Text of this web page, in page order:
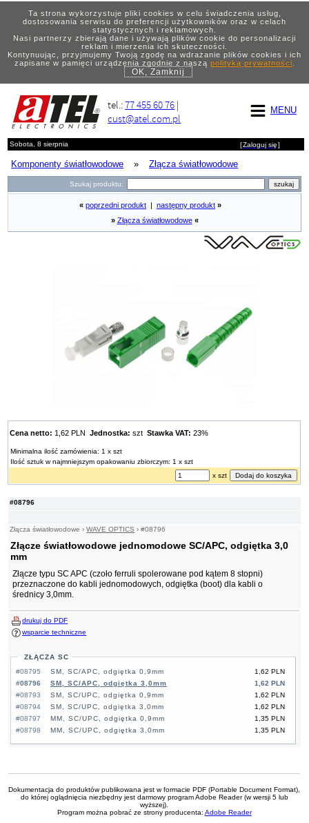
Ta strona wykorzystuje pliki cookies w celu świadczenia usług,
dostosowania serwisu do preferencji użytkowników oraz w celach
statystycznych i reklamowych.
Nasi partnerzy zbierają dane i używają plików cookie do personalizacji
reklam i mierzenia ich skuteczności.
Kontynuując, przyjmujemy Twoją zgodę na wdrażanie plików cookies i ich
zapisane w pamięci urządzenia zgodnie z naszą polityką prywatności.
OK, Zamknij
MENU
tel.:77 455 60 76 |
cust@atel.com.pl
Sobota, 8 sierpnia [Zaloguj się]
Komponenty światłowodowe » Złącza światłowodowe
Szukaj produktu:
#08796
Złącza światłowodowe ›WAVE OPTICS ›#08796
Złącze światłowodowe jednomodowe SC/APC, odgiętka 3,0
mm
Złącze typu SC APC (czoło ferruli spolerowane pod kątem 8 stopni)
przeznaczone do kabli jednomodowych, odgiętka (boot) dla kabli o
średnicy 3,0mm.
drukuj do PDF
wsparcie techniczne
ZŁĄCZA SC
#08795
1,62 PLN
SM, SC/APC, odgiętka 0,9mm
#08796
1,62 PLN
SM, SC/APC, odgiętka 3,0mm
#08793
1,62 PLN
SM, SC/UPC, odgiętka 0,9mm
#08794
1,62 PLN
SM, SC/UPC, odgiętka 3,0mm
#08797
1,35 PLN
MM, SC/UPC, odgiętka 0,9mm
#08798
1,35 PLN
MM, SC/UPC, odgiętka 3,0mm
« poprzedni produkt następny produkt »
» Złącza światłowodowe «
Cena netto: 1,62 PLNJednostka: sztStawka VAT: 23%
Minimalna ilość zamówienia: 1 x szt
Ilość sztuk w najmniejszym opakowaniu zbiorczym: 1 x szt
x szt
Dokumentacja do produktów publikowana jest w formacie PDF (Portable Document Format),
do której oglądnięcia niezbędny jest darmowy program Adobe Reader (w wersji 5 lub
wyższej).
Program można pobrać ze strony producenta: Adobe Reader